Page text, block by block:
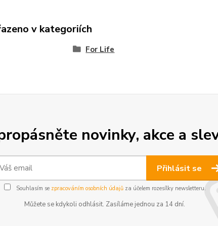
v kategoriích
For Life
novinky, akce a
Přihlásit se
Souhlasím se zpracováním osobních údajůza účelem rozesílky newsletteru.
Můžete se kdykoli odhlásit. Zasíláme jednou za 14 dní.